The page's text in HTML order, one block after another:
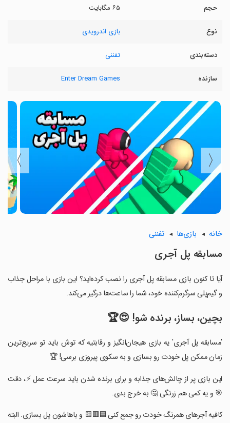
حجم ۶۵ مگابایت
نوع بازی اندرویدی
دسته‌بندی تفننی
سازنده Enter Dream Games
〈
〉
خانه بازی‌ها تفننی
‏مسابقه پل آجری
آیا تا کنون بازی ‏مسابقه پل آجری را نصب کرده‌اید؟ این بازی با مراحل جذاب
و گیم‌پلی سرگرم‌کننده خود، شما را ساعت‌ها درگیر می‌کند.
بچین، بساز، برنده شو! 😍🏆
‏'مسابقه پل آجری' یه بازی هیجان‌انگیز و رقابتیه که توش باید تو سریع‌ترین
زمان ممکن پل خودت رو بسازی و به سکوی پیروزی برسی! 🏆
‏این بازی پر از چالش‌های جذابه و برای برنده شدن باید سرعت عمل ⚡، دقت
🎯 و یه کمی هم زرنگی 🤔 به خرج بدی.
‏کافیه آجرهای همرنگ خودت رو جمع کنی 🟦🟥🟨 و باهاشون پل بسازی. البته